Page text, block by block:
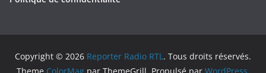
Copyright © 2026 Reporter Radio RTL. Tous droits réservés.